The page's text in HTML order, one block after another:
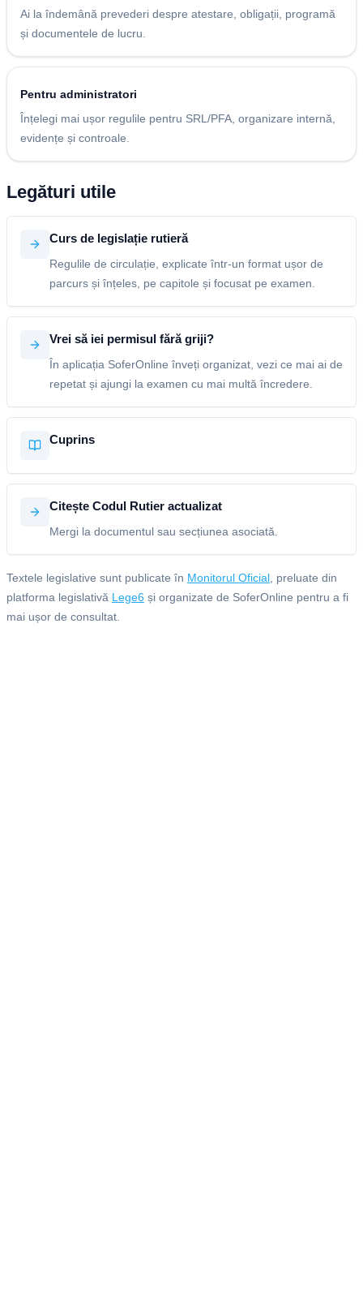
Ai la îndemână prevederi despre atestare, obligații, programă
și documentele de lucru.
Pentru administratori
Înțelegi mai ușor regulile pentru SRL/PFA, organizare internă,
evidențe și controale.
Legături utile
Curs de legislație rutieră
Regulile de circulație, explicate într-un format ușor de
parcurs și înțeles, pe capitole și focusat pe examen.
Vrei să iei permisul fără griji?
În aplicația SoferOnline înveți organizat, vezi ce mai ai de
repetat și ajungi la examen cu mai multă încredere.
Cuprins
Citește Codul Rutier actualizat
Mergi la documentul sau secțiunea asociată.
Textele legislative sunt publicate în Monitorul Oficial , preluate din
platforma legislativă Lege6 și organizate de SoferOnline pentru a fi
mai ușor de consultat.